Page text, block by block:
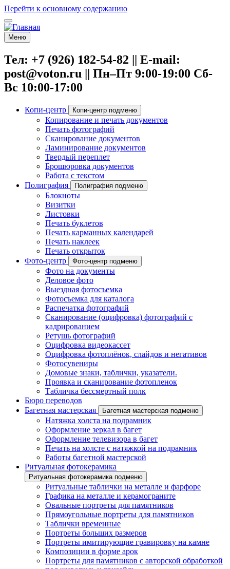
Перейти к основному содержанию
Меню
Тел: +7 (926) 182-54-82 || E-mail:
post@voton.ru || Пн–Пт 9:00-19:00 Сб-
Вс 10:00-17:00
Копи-центр Копи-центр подменю
Копирование и печать документов
Печать фотографий
Сканирование документов
Ламинирование документов
Твердый переплет
Брошюровка документов
Работа с текстом
Полиграфия
Полиграфия подменю
Блокноты
Визитки
Листовки
Печать буклетов
Печать карманных календарей
Печать наклеек
Печать открыток
Фото-центр
Фото-центр подменю
Фото на документы
Деловое фото
Выездная фотосъемка
Фотосъемка для каталога
Распечатка фотографий
Сканирование (оцифровка) фотографий с
кадрированием
Ретушь фотографий
Оцифровка видеокассет
Оцифровка фотоплёнок, слайдов и негативов
Фотосувениры
Домовые знаки, таблички, указатели.
Проявка и сканирование фотопленок
Табличка бессмертный полк
Бюро переводов
Багетная мастерская
Багетная мастерская подменю
Натяжка холста на подрамник
Оформление зеркал в багет
Оформление телевизора в багет
Печать на холсте с натяжкой на подрамник
Работы багетной мастерской
Ритуальная фотокерамика
Ритуальная фотокерамика подменю
Ритуальные таблички на металле и фарфоре
Графика на металле и керамограните
Овальные портреты для памятников
Прямоугольные портреты для памятников
Таблички временные
Портреты больших размеров
Портреты имитирующие гравировку на камне
Композиции в форме арок
Портреты для памятников с авторской обработкой